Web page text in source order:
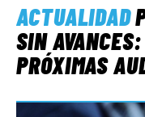
ACTUALIDAD
SIN
PRÓXIMAS